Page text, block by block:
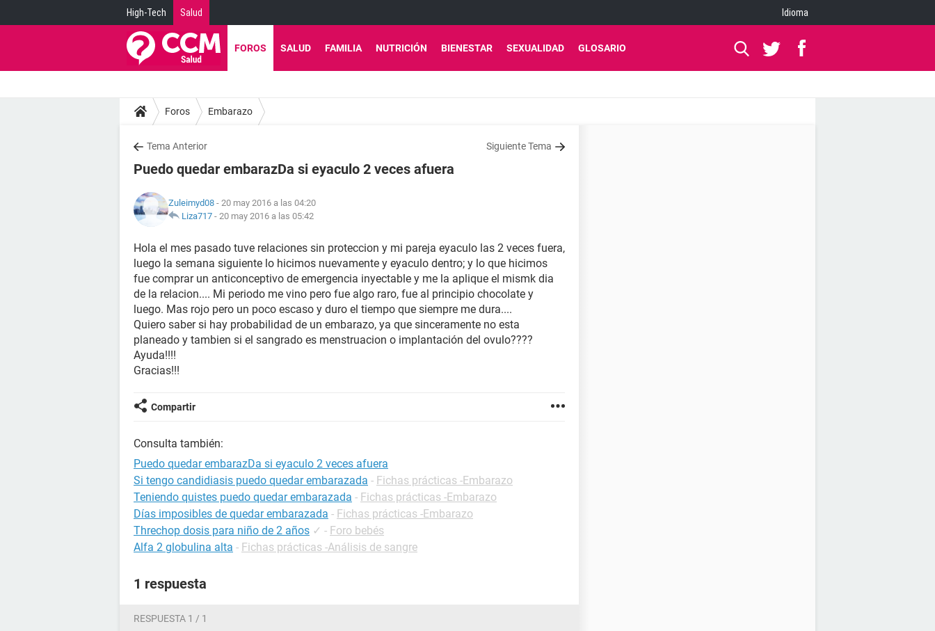
High-Tech Salud Idioma
FOROS SALUD FAMILIA NUTRICIÓN BIENESTAR SEXUALIDAD GLOSARIO
Foros Embarazo
Tema Anterior Siguiente Tema
Puedo quedar embarazDa si eyaculo 2 veces afuera
Zuleimyd08 - 20 may 2016 a las 04:20
Liza717 - 20 may 2016 a las 05:42
Hola el mes pasado tuve relaciones sin proteccion y mi pareja eyaculo las 2 veces fuera,
luego la semana siguiente lo hicimos nuevamente y eyaculo dentro; y lo que hicimos
fue comprar un anticonceptivo de emergencia inyectable y me la aplique el mismk dia
de la relacion.... Mi periodo me vino pero fue algo raro, fue al principio chocolate y
luego. Mas rojo pero un poco escaso y duro el tiempo que siempre me dura....
Quiero saber si hay probabilidad de un embarazo, ya que sinceramente no esta
planeado y tambien si el sangrado es menstruacion o implantación del ovulo????
Ayuda!!!!
Gracias!!!
Compartir
Consulta también:
Puedo quedar embarazDa si eyaculo 2 veces afuera
Si tengo candidiasis puedo quedar embarazada - Fichas prácticas -Embarazo
Teniendo quistes puedo quedar embarazada - Fichas prácticas -Embarazo
Días imposibles de quedar embarazada - Fichas prácticas -Embarazo
Threchop dosis para niño de 2 años ✓ - Foro bebés
Alfa 2 globulina alta - Fichas prácticas -Análisis de sangre
1 respuesta
RESPUESTA 1 / 1